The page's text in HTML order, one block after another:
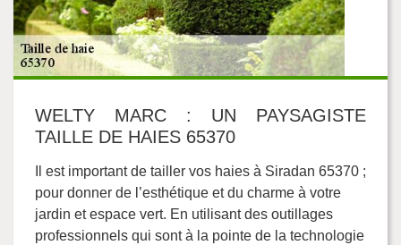
WELTY MARC : UN PAYSAGISTE
TAILLE DE HAIES 65370
Il est important de tailler vos haies à Siradan 65370 ;
pour donner de l’esthétique et du charme à votre
jardin et espace vert. En utilisant des outillages
professionnels qui sont à la pointe de la technologie